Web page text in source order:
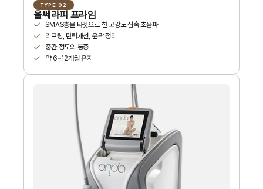
TYPE 02
울쎄라피 프라임
SMAS층을 타겟으로 한 고강도 집속 초음파
리프팅, 탄력개선, 윤곽 정리
중간 정도의 통증
약 6~12개월 유지